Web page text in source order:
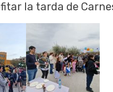
la tarda de